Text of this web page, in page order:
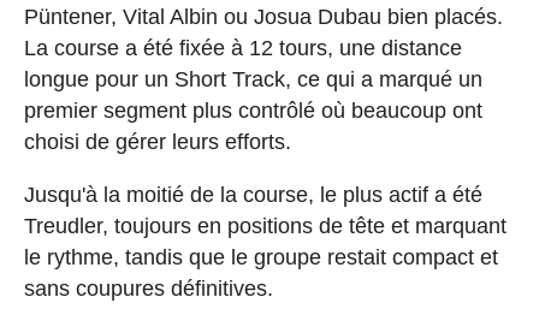
Püntener, Vital Albin ou Josua Dubau bien placés.
La course a été fixée à 12 tours, une distance
longue pour un Short Track, ce qui a marqué un
premier segment plus contrôlé où beaucoup ont
choisi de gérer leurs efforts.
Jusqu'à la moitié de la course, le plus actif a été
Treudler, toujours en positions de tête et marquant
le rythme, tandis que le groupe restait compact et
sans coupures définitives.